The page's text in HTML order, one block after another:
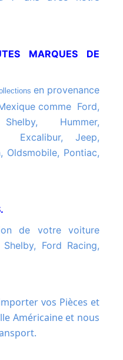
en provenance
comme Ford,
Hummer,
Excalibur, Jeep,
Oldsmobile, Pontiac,
Ford Racing,
Américaine et nous